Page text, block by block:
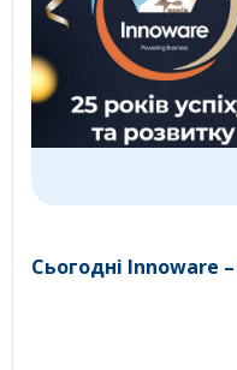
Сьогодні Innoware –